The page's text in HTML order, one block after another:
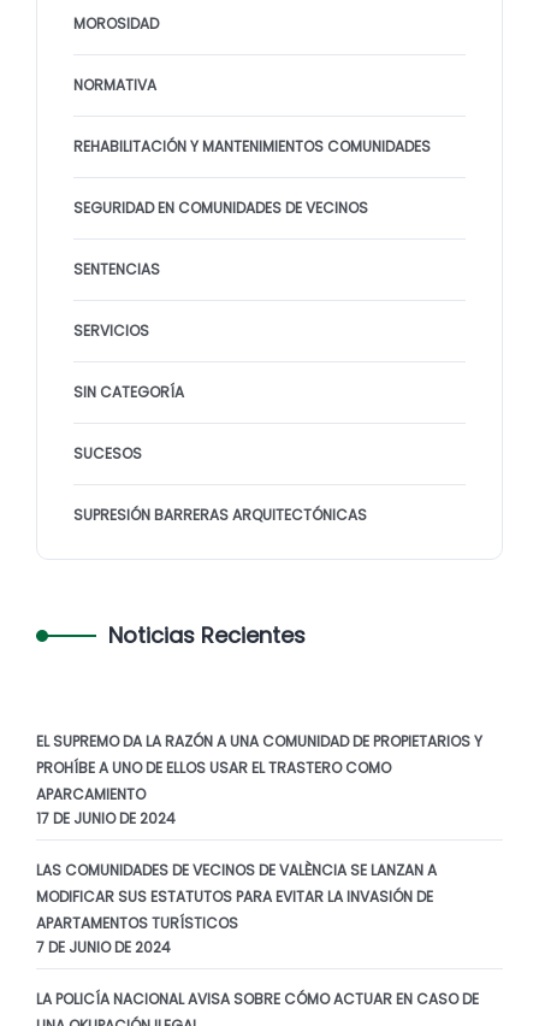
MOROSIDAD
NORMATIVA
REHABILITACIÓN Y MANTENIMIENTOS COMUNIDADES
SEGURIDAD EN COMUNIDADES DE VECINOS
SENTENCIAS
SERVICIOS
SIN CATEGORÍA
SUCESOS
SUPRESIÓN BARRERAS ARQUITECTÓNICAS
Noticias Recientes
EL SUPREMO DA LA RAZÓN A UNA COMUNIDAD DE PROPIETARIOS Y
PROHÍBE A UNO DE ELLOS USAR EL TRASTERO COMO
APARCAMIENTO
17 DE JUNIO DE 2024
LAS COMUNIDADES DE VECINOS DE VALÈNCIA SE LANZAN A
MODIFICAR SUS ESTATUTOS PARA EVITAR LA INVASIÓN DE
APARTAMENTOS TURÍSTICOS
7 DE JUNIO DE 2024
LA POLICÍA NACIONAL AVISA SOBRE CÓMO ACTUAR EN CASO DE